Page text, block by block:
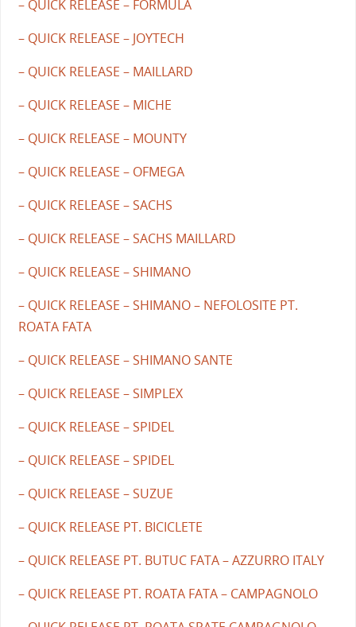
– QUICK RELEASE – FORMULA
– QUICK RELEASE – JOYTECH
– QUICK RELEASE – MAILLARD
– QUICK RELEASE – MICHE
– QUICK RELEASE – MOUNTY
– QUICK RELEASE – OFMEGA
– QUICK RELEASE – SACHS
– QUICK RELEASE – SACHS MAILLARD
– QUICK RELEASE – SHIMANO
– QUICK RELEASE – SHIMANO – NEFOLOSITE PT.
ROATA FATA
– QUICK RELEASE – SHIMANO SANTE
– QUICK RELEASE – SIMPLEX
– QUICK RELEASE – SPIDEL
– QUICK RELEASE – SPIDEL
– QUICK RELEASE – SUZUE
– QUICK RELEASE PT. BICICLETE
– QUICK RELEASE PT. BUTUC FATA – AZZURRO ITALY
– QUICK RELEASE PT. ROATA FATA – CAMPAGNOLO